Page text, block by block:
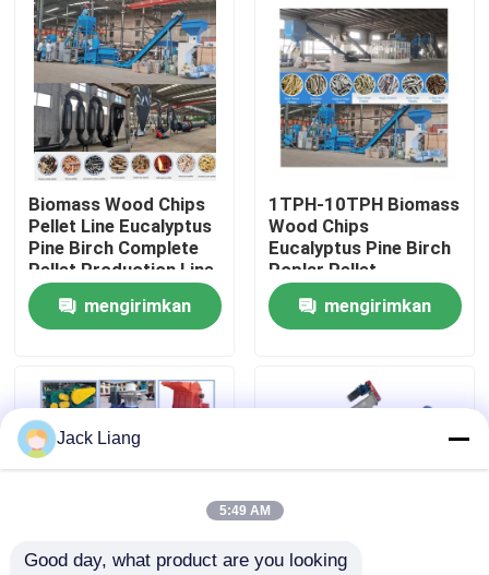
Produk
Tampilan VR
Tentang kita
Wisata pabrik
Kontrol kualitas
Quote request suatu
Pabrik Pelet Kayu
Biomass Wood Chips
Pellet Line Eucalyptus
Pine Birch Complete
Pellet Production Line
mengirimkan
1TPH-10TPH Biomass
Wood Chips
Eucalyptus Pine Birch
Poplar Pellet
Production Line
mengirimkan
Jack Liang
5:49 AM
Good day, what product are you looking